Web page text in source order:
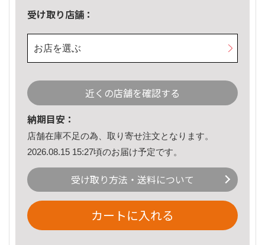
受け取り店舗：
お店を選ぶ
近くの店舗を確認する
納期目安：
店舗在庫不足の為、取り寄せ注文となります。
2026.08.15 15:27頃のお届け予定です。
受け取り方法・送料について
カートに入れる